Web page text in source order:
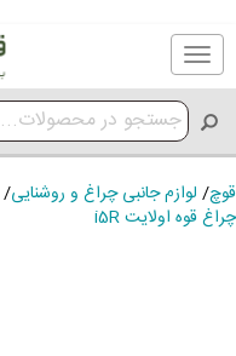
Toggle
navigation
قوچ/ لوازم جانبی چراغ و روشنایی/
چراغ قوه اولایت i5R